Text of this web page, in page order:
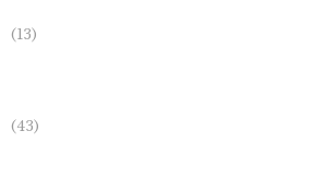
(13)
(43)